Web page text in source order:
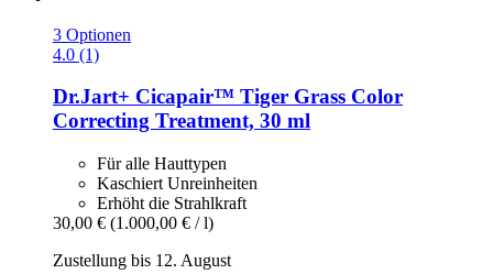
3 Optionen
4.0 (1)
Dr.Jart+ Cicapair™ Tiger Grass Color
Correcting Treatment, 30 ml
Für alle Hauttypen
Kaschiert Unreinheiten
Erhöht die Strahlkraft
30,00 € (1.000,00 € / l)
Zustellung bis 12. August